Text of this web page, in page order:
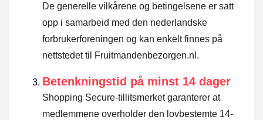
De generelle vilkårene og betingelsene er satt
opp i samarbeid med den nederlandske
forbrukerforeningen og kan enkelt finnes på
nettstedet til Fruitmandenbezorgen.nl.
Betenkningstid på minst 14 dager
Shopping Secure-tillitsmerket garanterer at
medlemmene overholder den lovbestemte 14-